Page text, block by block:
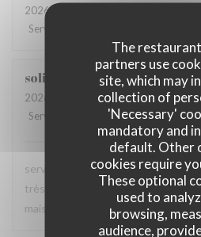
The
partners use
site, which may
collection of
'Necessary'
mandatory and
default. Other
cookies require
These optional
used to
browsing,
audience,
2026-06-21
Service
soline
2026-06-13
- 21:00 - Guests 3
Service
Ambiance:5/5 Food:5
serveur très agréable, les plats
très bons. Mention spéciale pour la
maison !